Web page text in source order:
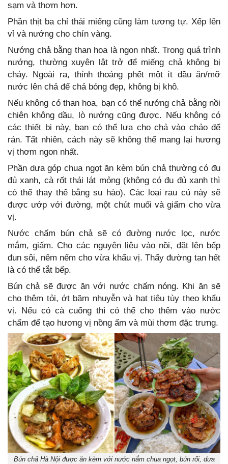
sạm và thơm hơn.
Phần thịt ba chỉ thái miếng cũng làm tương tự. Xếp lên
vỉ và nướng cho chín vàng.
Nướng chả bằng than hoa là ngon nhất. Trong quá trình
nướng, thường xuyên lật trở để miếng chả không bị
cháy. Ngoài ra, thỉnh thoảng phết một ít dầu ăn/mỡ
nước lên chả để chả bóng đẹp, không bị khô.
Nếu không có than hoa, bạn có thể nướng chả bằng nồi
chiên không dầu, lò nướng cũng được. Nếu không có
các thiết bị này, bạn có thể lựa cho chả vào chảo để
rán. Tất nhiên, cách này sẽ không thể mang lại hương
vị thơm ngon nhất.
Phần dưa góp chua ngọt ăn kèm bún chả thường có đu
đủ xanh, cà rốt thái lát mỏng (không có đu đủ xanh thì
có thể thay thế bằng su hào). Các loại rau củ này sẽ
được ướp với đường, một chút muối và giấm cho vừa
vị.
Nước chấm bún chả sẽ có đường nước lọc, nước
mắm, giấm. Cho các nguyên liệu vào nồi, đặt lên bếp
đun sôi, nêm nếm cho vừa khẩu vị. Thấy đường tan hết
là có thể tắt bếp.
Bún chả sẽ được ăn với nước chấm nóng. Khi ăn sẽ
cho thêm tỏi, ớt băm nhuyễn và hạt tiêu tùy theo khẩu
vị. Nếu có cà cuống thì có thể cho thêm vào nước
chấm để tạo hương vị nồng ấm và mùi thơm đặc trưng.
Bún chả Hà Nội được ăn kèm với nước nắm chua ngọt, bún rối, dưa